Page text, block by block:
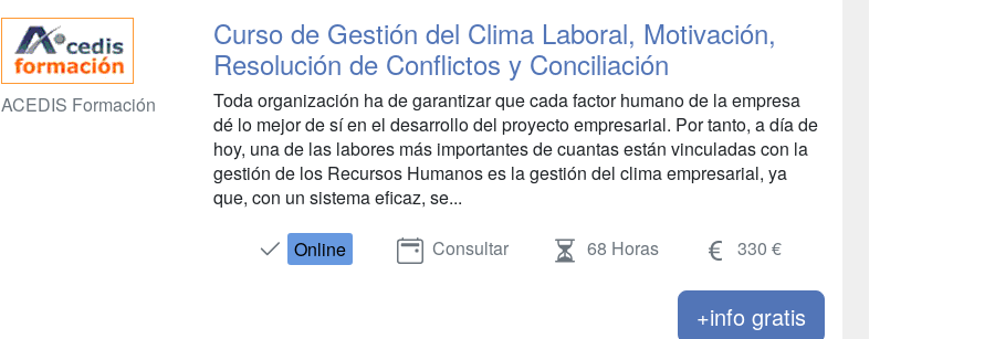
ACEDIS Formación
Curso de Gestión del Clima Laboral, Motivación,
Resolución de Conflictos y Conciliación
Toda organización ha de garantizar que cada factor humano de la empresa
dé lo mejor de sí en el desarrollo del proyecto empresarial. Por tanto, a día de
hoy, una de las labores más importantes de cuantas están vinculadas con la
gestión de los Recursos Humanos es la gestión del clima empresarial, ya
que, con un sistema eficaz, se...
Online Consultar 68 Horas 330 €
+info gratis